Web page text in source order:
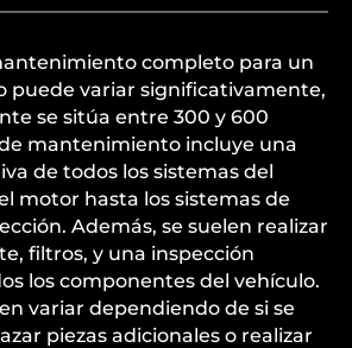
completo para un
puede variar significativamente,
se sitúa entre 300 y 600
mantenimiento incluye una
de todos los sistemas del
motor hasta los sistemas de
Además, se suelen realizar
filtros, y una inspección
los componentes del vehículo.
variar dependiendo de si se
piezas adicionales o realizar